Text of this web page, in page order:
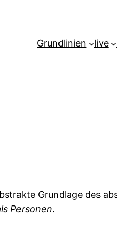
Grundlinien live
Grundlage des
Personen.